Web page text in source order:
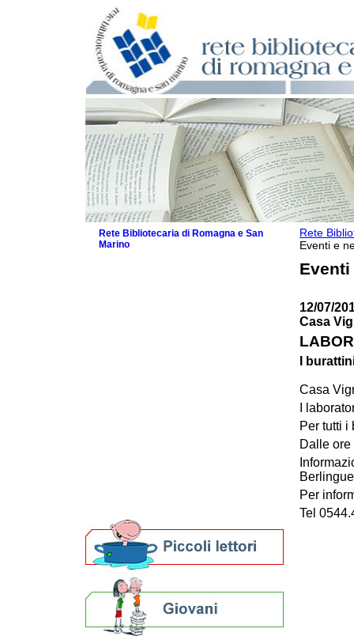
Rete
Eventi e
Eventi
12/07/
Casa
I
Casa
I
Per tutti i
Dalle
Per
Tel
Rete Bibliotecaria di Romagna e San
Marino